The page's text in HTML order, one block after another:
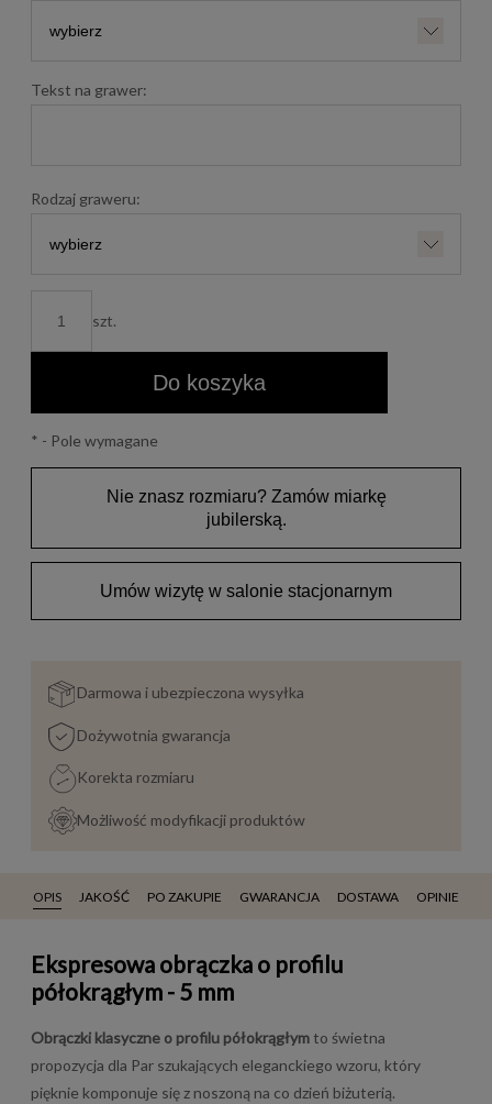
Tekst na grawer:
Rodzaj graweru:
szt.
Do koszyka
* - Pole wymagane
Nie znasz rozmiaru? Zamów miarkę
jubilerską.
Umów wizytę w salonie stacjonarnym
Darmowa i ubezpieczona wysyłka
Dożywotnia gwarancja
Korekta rozmiaru
Możliwość modyfikacji produktów
OPIS JAKOŚĆ PO ZAKUPIE GWARANCJA DOSTAWA OPINIE
Ekspresowa obrączka o profilu
półokrągłym - 5 mm
Obrączki klasyczne o profilu półokrągłym to świetna
propozycja dla Par szukających eleganckiego wzoru, który
pięknie komponuje się z noszoną na co dzień biżuterią.